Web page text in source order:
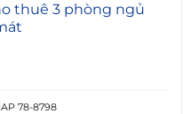
thuê 3 phòng ngủ
IAP 78-8798